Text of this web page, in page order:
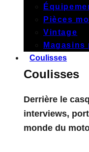
Pièces
Vintage
Magasins
Coulisses
Coulisses
Derrière le
interviews,
monde du